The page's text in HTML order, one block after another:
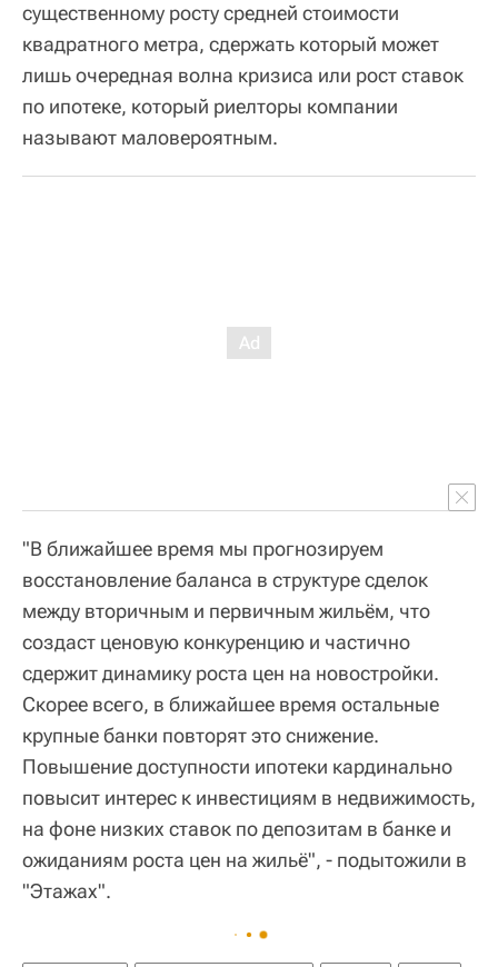
существенному росту средней стоимости
квадратного метра, сдержать который может
лишь очередная волна кризиса или рост ставок
по ипотеке, который риелторы компании
называют маловероятным.
"В ближайшее время мы прогнозируем
восстановление баланса в структуре сделок
между вторичным и первичным жильём, что
создаст ценовую конкуренцию и частично
сдержит динамику роста цен на новостройки.
Скорее всего, в ближайшее время остальные
крупные банки повторят это снижение.
Повышение доступности ипотеки кардинально
повысит интерес к инвестициям в недвижимость,
на фоне низких ставок по депозитам в банке и
ожиданиям роста цен на жильё", - подытожили в
"Этажах".